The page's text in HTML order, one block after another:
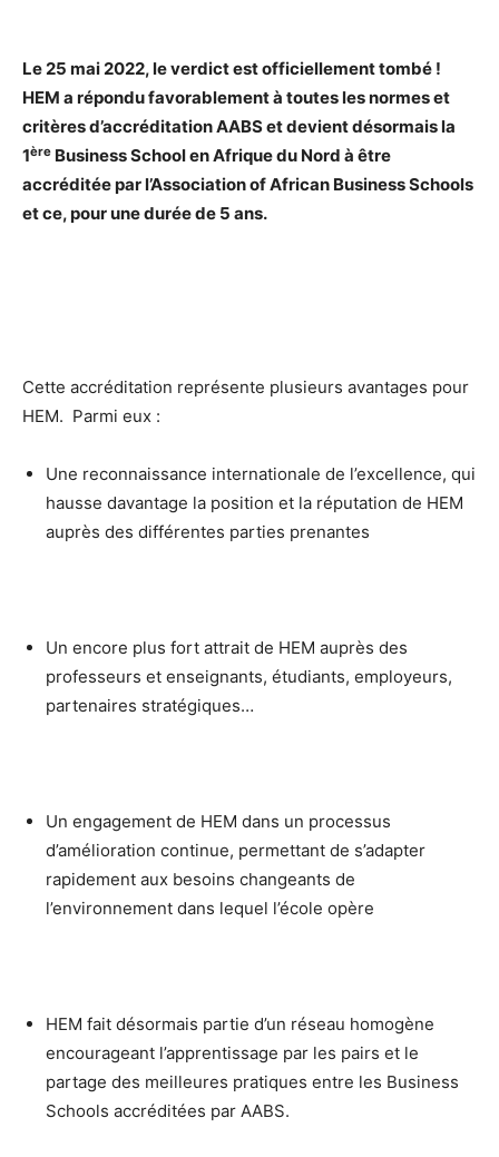
Le 25 mai 2022, le verdict est officiellement tombé !
HEM a répondu favorablement à toutes les normes et
critères d’accréditation AABS et devient désormais la
1ère Business School en Afrique du Nord à être
accréditée par l’Association of African Business Schools
et ce, pour une durée de 5 ans.
Cette accréditation représente plusieurs avantages pour
HEM. Parmi eux :
Une reconnaissance internationale de l’excellence, qui
hausse davantage la position et la réputation de HEM
auprès des différentes parties prenantes
Un encore plus fort attrait de HEM auprès des
professeurs et enseignants, étudiants, employeurs,
partenaires stratégiques…
Un engagement de HEM dans un processus
d’amélioration continue, permettant de s’adapter
rapidement aux besoins changeants de
l’environnement dans lequel l’école opère
HEM fait désormais partie d’un réseau homogène
encourageant l’apprentissage par les pairs et le
partage des meilleures pratiques entre les Business
Schools accréditées par AABS.